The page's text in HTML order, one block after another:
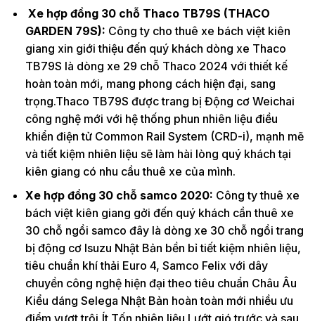
Xe hợp đồng 30 chỗ Thaco TB79S (THACO
GARDEN 79S): Công ty cho thuê xe bách việt kiên
giang xin giới thiệu đến quý khách dòng xe Thaco
TB79S là dòng xe 29 chỗ Thaco 2024 với thiết kế
hoàn toàn mới, mang phong cách hiện đại, sang
trọng.Thaco TB79S được trang bị Động cơ Weichai
công nghệ mới với hệ thống phun nhiên liệu điều
khiển điện tử Common Rail System (CRD-i), mạnh mẽ
và tiết kiệm nhiên liệu sẽ làm hài lòng quý khách tại
kiên giang có nhu cầu thuê xe của mình.
Xe hợp đồng 30 chỗ samco 2020: Công ty thuê xe
bách việt kiên giang gởi đến quý khách cần thuê xe
30 chỗ ngồi samco đây là dòng xe 30 chỗ ngồi trang
bị động cơ Isuzu Nhật Bản bền bỉ tiết kiệm nhiên liệu,
tiêu chuẩn khí thải Euro 4, Samco Felix với dây
chuyền công nghệ hiện đại theo tiêu chuẩn Châu Âu
Kiểu dáng Selega Nhật Bản hoàn toàn mới nhiều ưu